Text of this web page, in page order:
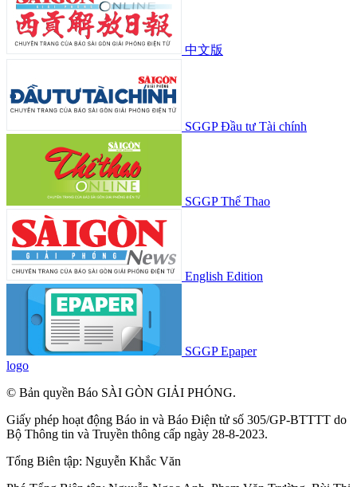
中文版
SGGP Đầu tư Tài chính
SGGP Thể Thao
English Edition
SGGP Epaper
logo
© Bản quyền Báo SÀI GÒN GIẢI PHÓNG.
Giấy phép hoạt động Báo in và Báo Điện tử số 305/GP-BTTTT do
Bộ Thông tin và Truyền thông cấp ngày 28-8-2023.
Tổng Biên tập: Nguyễn Khắc Văn